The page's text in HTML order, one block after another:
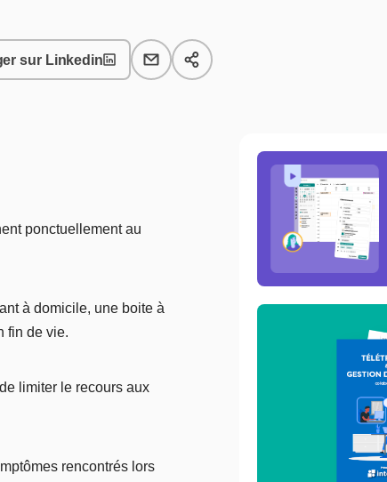
sur Linkedin
ponctuellement au
à domicile, une boite à
fin de vie.
limiter le recours aux
rencontrés lors